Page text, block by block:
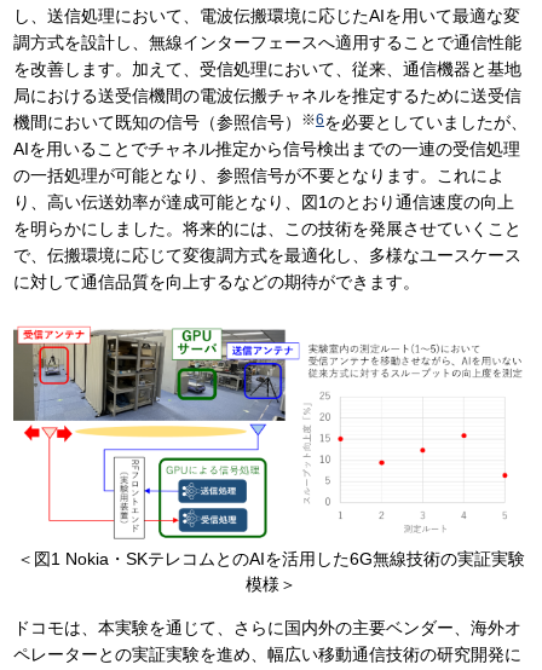
し、送信処理において、電波伝搬環境に応じたAIを用いて最適な変
調方式を設計し、無線インターフェースへ適用することで通信性能
を改善します。加えて、受信処理において、従来、通信機器と基地
局における送受信機間の電波伝搬チャネルを推定するために送受信
機間において既知の信号（参照信号）
※6を必要としていましたが、
AIを用いることでチャネル推定から信号検出までの一連の受信処理
の一括処理が可能となり、参照信号が不要となります。これによ
り、高い伝送効率が達成可能となり、図1のとおり通信速度の向上
を明らかにしました。将来的には、この技術を発展させていくこと
で、伝搬環境に応じて変復調方式を最適化し、多様なユースケース
に対して通信品質を向上するなどの期待ができます。
＜図1 Nokia・SKテレコムとのAIを活用した6G無線技術の実証実験
模様＞
ドコモは、本実験を通じて、さらに国内外の主要ベンダー、海外オ
ペレーターとの実証実験を進め、幅広い移動通信技術の研究開発に